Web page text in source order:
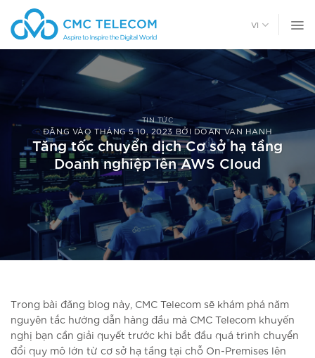
Chuyển
đến
nội
dung
VI
TIN TỨC
ĐĂNG VÀOTHÁNG 5 10, 2023 BỞI DOAN VAN HANH
Tăng tốc chuyển dịch Cơ sở hạ tầng
Doanh nghiệp lên AWS Cloud
Trong bài đăng blog này, CMC Telecom sẽ khám phá năm
nguyên tắc hướng dẫn hàng đầu mà CMC Telecom khuyến
nghị bạn cần giải quyết trước khi bắt đầu quá trình chuyển
đổi quy mô lớn từ cơ sở hạ tầng tại chỗ On-Premises lên